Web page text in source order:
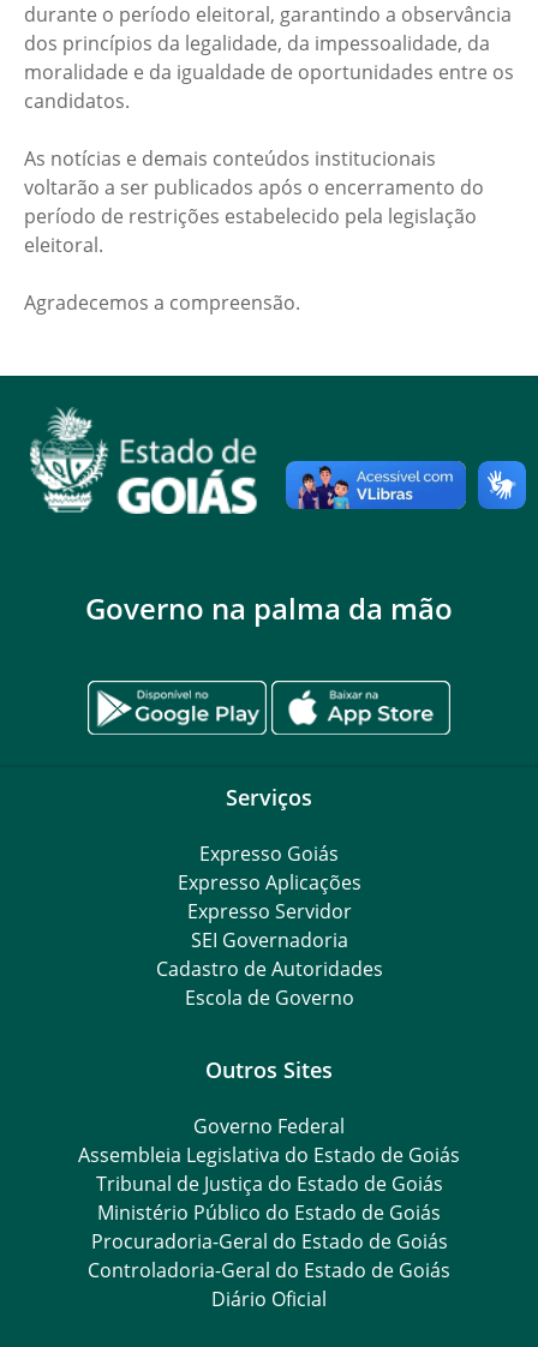
durante o período eleitoral, garantindo a observância
dos princípios da legalidade, da impessoalidade, da
moralidade e da igualdade de oportunidades entre os
candidatos.
As notícias e demais conteúdos institucionais
voltarão a ser publicados após o encerramento do
período de restrições estabelecido pela legislação
eleitoral.
Agradecemos a compreensão.
Governo na palma da mão
Serviços
Expresso Goiás
Expresso Aplicações
Expresso Servidor
SEI Governadoria
Cadastro de Autoridades
Escola de Governo
Outros Sites
Governo Federal
Assembleia Legislativa do Estado de Goiás
Tribunal de Justiça do Estado de Goiás
Ministério Público do Estado de Goiás
Procuradoria-Geral do Estado de Goiás
Controladoria-Geral do Estado de Goiás
Diário Oficial